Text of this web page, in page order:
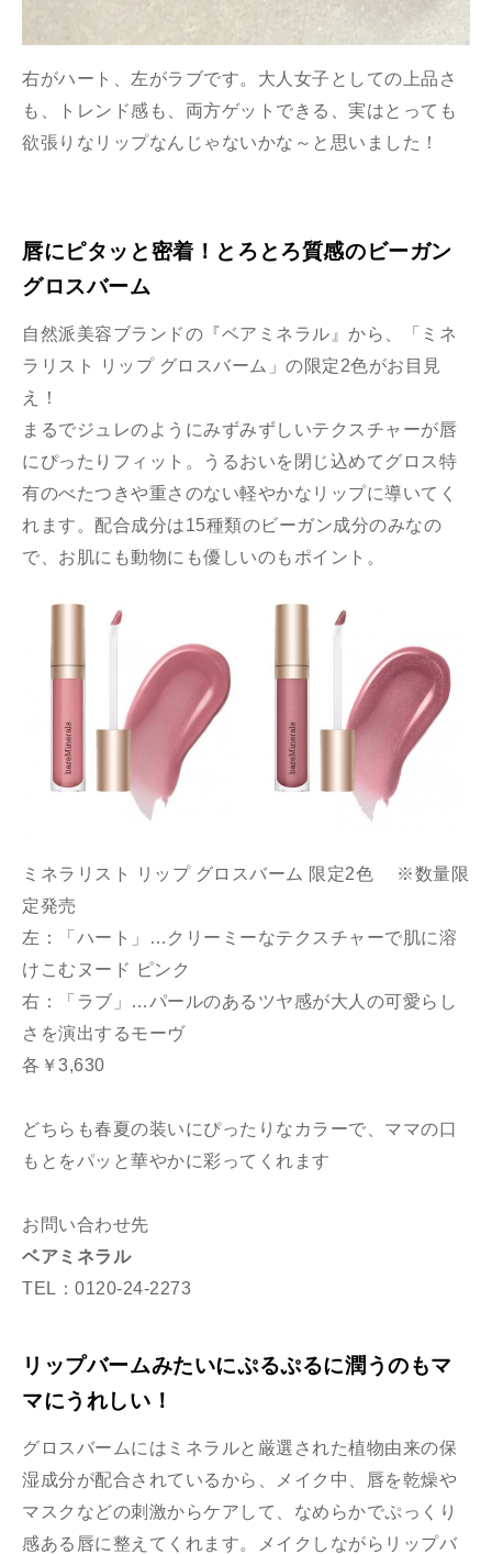
右がハート、左がラブです。大人女子としての上品さ
も、トレンド感も、両方ゲットできる、実はとっても
欲張りなリップなんじゃないかな～と思いました！
唇にピタッと密着！とろとろ質感のビーガン
グロスバーム
自然派美容ブランドの『ベアミネラル』から、「ミネ
ラリスト リップ グロスバーム」の限定2色がお目見
え！
まるでジュレのようにみずみずしいテクスチャーが唇
にぴったりフィット。うるおいを閉じ込めてグロス特
有のべたつきや重さのない軽やかなリップに導いてく
れます。配合成分は15種類のビーガン成分のみなの
で、お肌にも動物にも優しいのもポイント。
ミネラリスト リップ グロスバーム 限定2色 ※数量限
定発売
左：「ハート」…クリーミーなテクスチャーで肌に溶
けこむヌード ピンク
右：「ラブ」…パールのあるツヤ感が大人の可愛らし
さを演出するモーヴ
各￥3,630
どちらも春夏の装いにぴったりなカラーで、ママの口
もとをパッと華やかに彩ってくれます
お問い合わせ先
ベアミネラル
TEL：0120-24-2273
リップバームみたいにぷるぷるに潤うのもマ
マにうれしい！
グロスバームにはミネラルと厳選された植物由来の保
湿成分が配合されているから、メイク中、唇を乾燥や
マスクなどの刺激からケアして、なめらかでぷっくり
感ある唇に整えてくれます。メイクしながらリップバ